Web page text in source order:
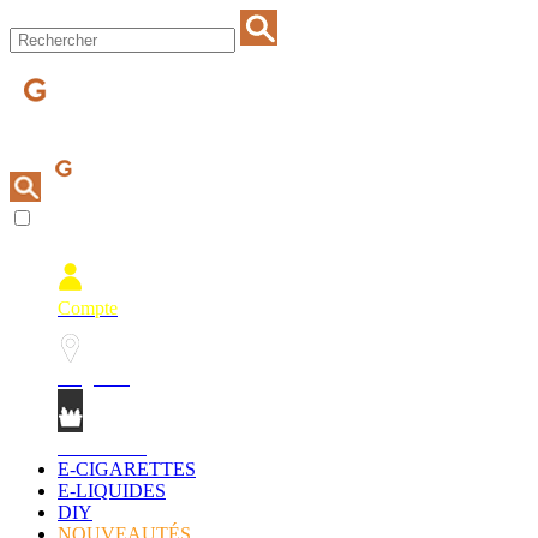
Compte
E-CIGARETTES
E-LIQUIDES
DIY
NOUVEAUTÉS